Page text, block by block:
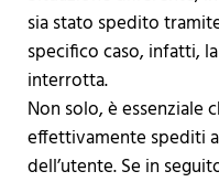
sia stato spedito
specifico caso, infatti,
interrotta.
Non solo, è essenziale
effettivamente spediti
dell’utente. Se in